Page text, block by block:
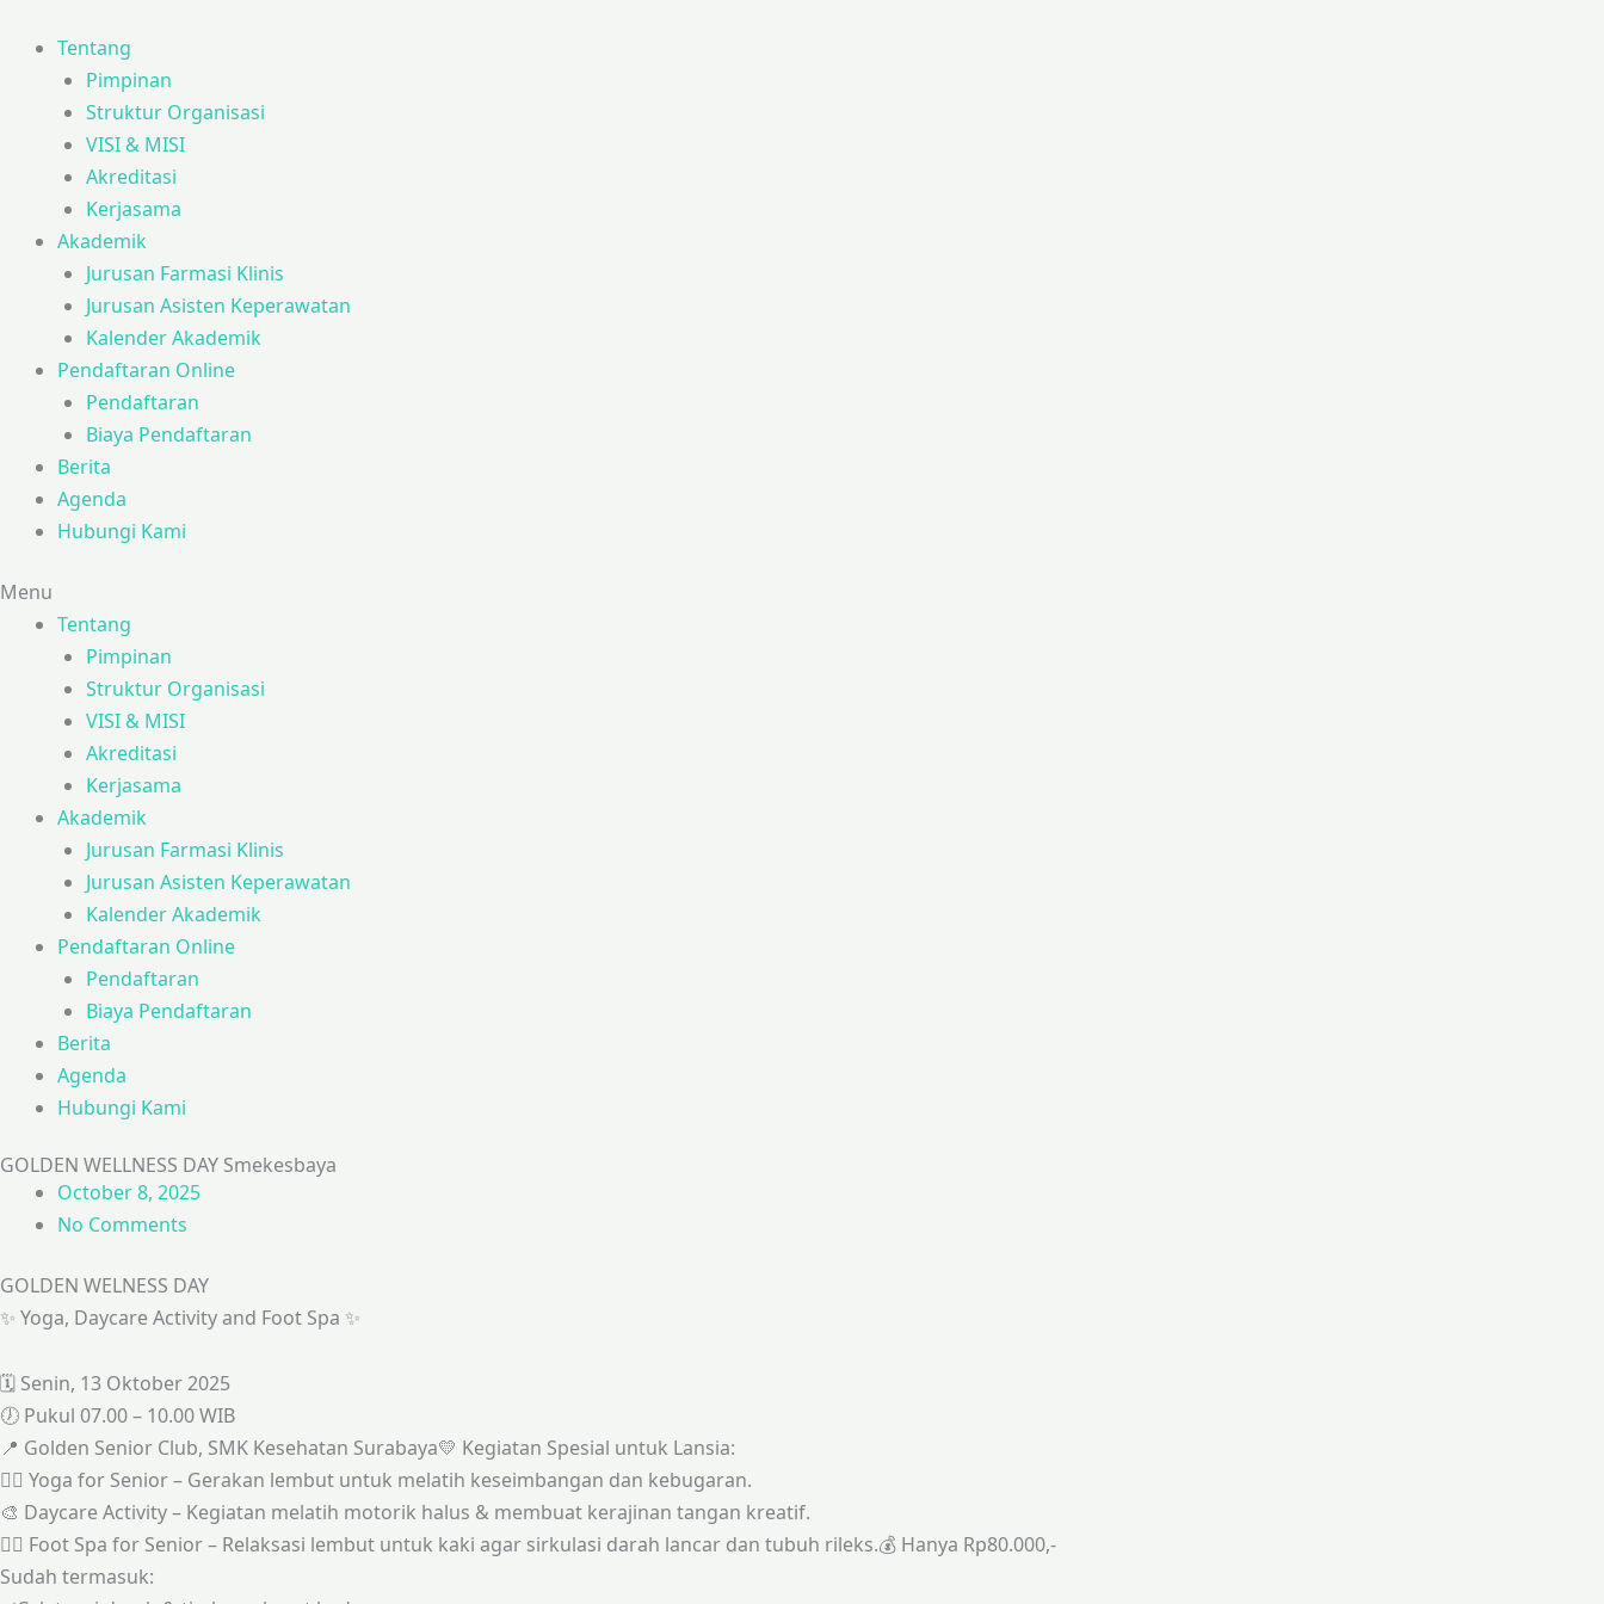
Tentang
Pimpinan
Struktur Organisasi
VISI & MISI
Akreditasi
Kerjasama
Akademik
Jurusan Farmasi Klinis
Jurusan Asisten Keperawatan
Kalender Akademik
Pendaftaran Online
Pendaftaran
Biaya Pendaftaran
Berita
Agenda
Hubungi Kami
Menu
Tentang
Pimpinan
Struktur Organisasi
VISI & MISI
Akreditasi
Kerjasama
Akademik
Jurusan Farmasi Klinis
Jurusan Asisten Keperawatan
Kalender Akademik
Pendaftaran Online
Pendaftaran
Biaya Pendaftaran
Berita
Agenda
Hubungi Kami
GOLDEN WELLNESS DAY Smekesbaya
October 8, 2025
No Comments
GOLDEN WELNESS DAY
✨ Yoga, Daycare Activity and Foot Spa ✨
🗓 Senin, 13 Oktober 2025
🕖 Pukul 07.00 – 10.00 WIB
📍 Golden Senior Club, SMK Kesehatan Surabaya💛 Kegiatan Spesial untuk Lansia:
🧘‍♀️ Yoga for Senior – Gerakan lembut untuk melatih keseimbangan dan kebugaran.
🎨 Daycare Activity – Kegiatan melatih motorik halus & membuat kerajinan tangan kreatif.
💆‍♂️ Foot Spa for Senior – Relaksasi lembut untuk kaki agar sirkulasi darah lancar dan tubuh rileks.💰 Hanya Rp80.000,-
Sudah termasuk: